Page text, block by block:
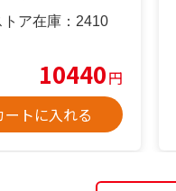
ア在庫： 2410
10440円
ートに入れる